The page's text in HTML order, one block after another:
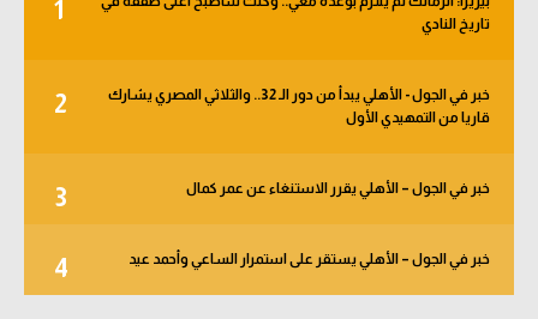
1
تاريخ النادي
2
خبر في الجول - الأهلي يبدأ من دور الـ 32.. والثلاثي المصري يشارك
قاريا من التمهيدي الأول
3 خبر في الجول – الأهلي يقرر الاستنغاء عن عمر كمال
4 خبر في الجول – الأهلي يستقر على استمرار الساعي وأحمد عيد